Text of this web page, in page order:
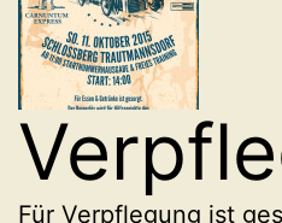
Für Verpflegung ist